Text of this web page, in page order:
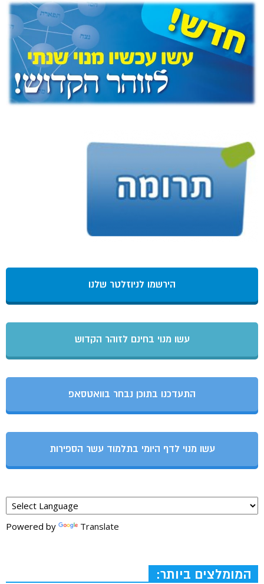
הירשמו לניוזלטר שלנו
עשו מנוי בחינם לזוהר הקדוש
התעדכנו בתוכן נבחר בוואטסאפ
עשו מנוי לדף היומי בתלמוד עשר הספירות
Powered by Translate
המומלצים ביותר: